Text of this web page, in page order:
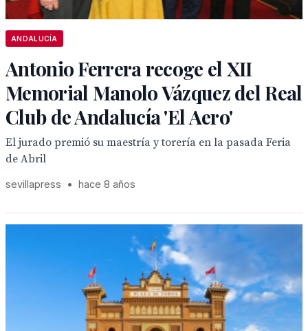
ANDALUCÍA
Antonio Ferrera recoge el XII
Memorial Manolo Vázquez del Real
Club de Andalucía 'El Aero'
El jurado premió su maestría y torería en la pasada Feria
de Abril
sevillapress • hace 8 años